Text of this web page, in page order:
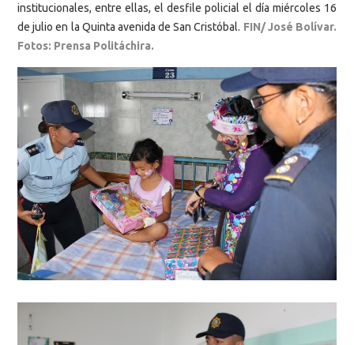
institucionales, entre ellas, el desfile policial el día miércoles 16
de julio en la Quinta avenida de San Cristóbal. FIN/ José Bolívar.
Fotos: Prensa Politáchira.